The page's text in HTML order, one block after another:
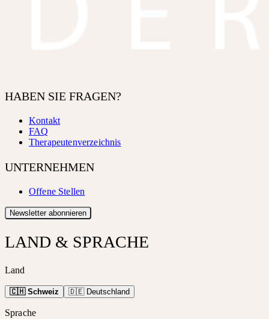
HABEN SIE FRAGEN?
Kontakt
FAQ
Therapeutenverzeichnis
UNTERNEHMEN
Offene Stellen
Newsletter abonnieren
LAND & SPRACHE
Land
🇨🇭 Schweiz 🇩🇪 Deutschland
Sprache